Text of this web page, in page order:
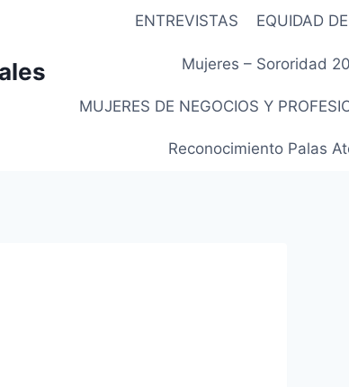
ENTREVISTAS EQUIDAD
Mujeres – Sororidad
MUJERES DE NEGOCIOS Y
Reconocimiento Palas